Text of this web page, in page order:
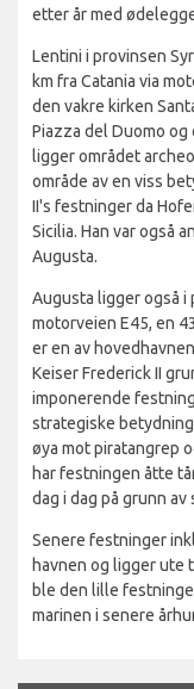
etter år med
Lentini i provinsen
km fra Catania via
den vakre kirken
Piazza del Duomo
ligger området
område av en viss
II's festninger da
Sicilia. Han var også
Augusta.
Augusta ligger også i
motorveien E45, en
er en av
Keiser Frederick II
imponerende
strategiske
øya mot piratangrep
har festningen åtte
dag i dag på grunn
Senere festninger
havnen og ligger ute
ble den lille
marinen i senere